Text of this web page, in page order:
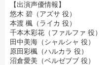
【出演声優情報】
悠木 碧（アズサ 役）
本渡 楓（ライカ 役）
千本木彩花（ファルファ 役）
田中美海（シャルシャ 役）
原田彩楓（ハルカラ 役）
沼倉愛美（ベルゼブブ 役）